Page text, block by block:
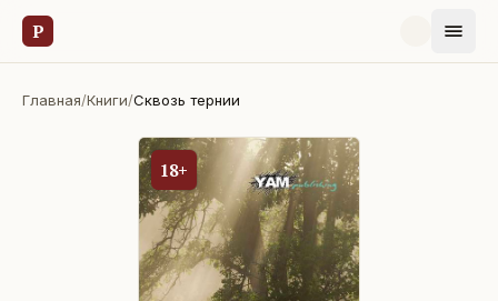
Р
Главная/Книги/Сквозь тернии
18+